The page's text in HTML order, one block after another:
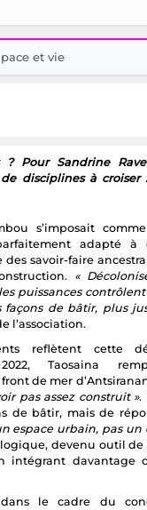
et vie
Pour Sandrine
disciplines à croiser
s’imposait
adapté à
savoir-faire
«
puissances
de bâtir, plus
l’association.
reflètent cette
Taosaina
de mer
pas assez construit ».
de bâtir, mais de
espace urbain, pas un
devenu outil de
intégrant davantage
le cadre du